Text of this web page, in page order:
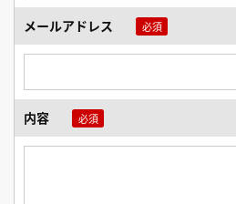
メールアドレス
内容